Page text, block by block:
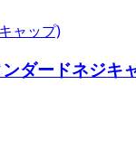
ダードネジキ